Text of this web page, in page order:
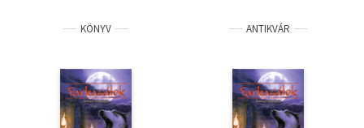
KÖNYV ANTIKVÁR